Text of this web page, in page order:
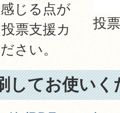
投
じる点が
票支援カ
さい。
してお使いく